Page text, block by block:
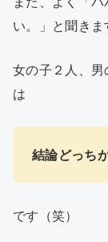
い。」と聞き
女の子２人、男
は
結論どっち
です（笑）